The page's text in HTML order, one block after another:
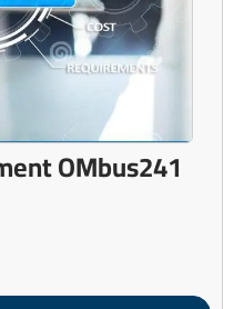
OMbus241